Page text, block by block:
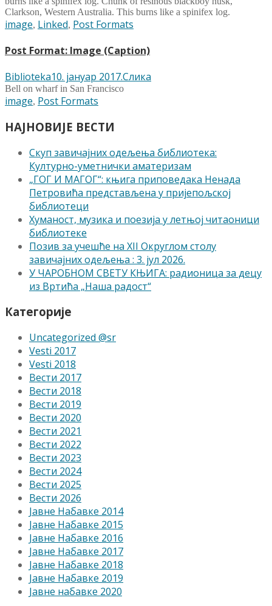
Clarkson, Western Australia. This burns like a spinifex log.
Tags
image, Linked, Post Formats
Post Format: Image (Caption)
Author
BibliotekaPosted
on
10. јануар 2017.Format
Слика
Bell on wharf in San Francisco
Tags
image, Post Formats
НАЈНОВИЈЕ ВЕСТИ
Скуп завичајних одељења библиотека:
Културно-уметнички аматеризам
„ГОГ И МАГОГ“: књига приповедака Ненада
Петровића представљена у пријепољској
библиотеци
Хуманост, музика и поезија у летњој читаоници
библиотеке
Позив за учешће на XII Округлом столу
завичајних одељења : 3. јул 2026.
У ЧАРОБНОМ СВЕТУ КЊИГА: радионица за децу
из Вртића „Наша радост“
Категорије
Uncategorized @sr
Vesti 2017
Vesti 2018
Вести 2017
Вести 2018
Вести 2019
Вести 2020
Вести 2021
Вести 2022
Вести 2023
Вести 2024
Вести 2025
Вести 2026
Јавне Набавке 2014
Јавне Набавке 2015
Јавне Набавке 2016
Јавне Набавке 2017
Јавне Набавке 2018
Јавне Набавке 2019
Јавне набавке 2020